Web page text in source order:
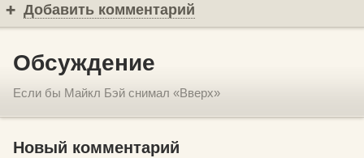
Добавить комментарий
Обсуждение
Если бы Майкл Бэй снимал «Вверх»
Новый комментарий